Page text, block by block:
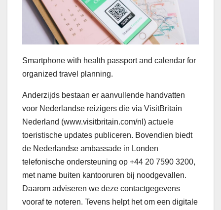
Smartphone with health passport and calendar for
organized travel planning.
Anderzijds bestaan er aanvullende handvatten
voor Nederlandse reizigers die via VisitBritain
Nederland (www.visitbritain.com/nl) actuele
toeristische updates publiceren. Bovendien biedt
de Nederlandse ambassade in Londen
telefonische ondersteuning op +44 20 7590 3200,
met name buiten kantooruren bij noodgevallen.
Daarom adviseren we deze contactgegevens
vooraf te noteren. Tevens helpt het om een digitale